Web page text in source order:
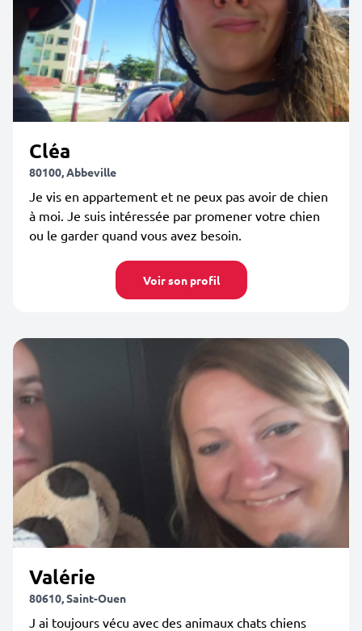
Cléa
80100, Abbeville
Je vis en appartement et ne peux pas avoir de chien
à moi. Je suis intéressée par promener votre chien
ou le garder quand vous avez besoin.
Voir son profil
Valérie
80610, Saint-Ouen
J ai toujours vécu avec des animaux chats chiens